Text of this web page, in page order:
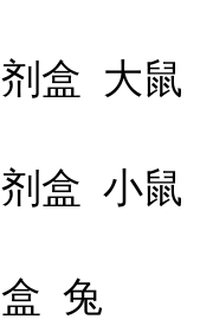
盒 大鼠
盒 小鼠
兔